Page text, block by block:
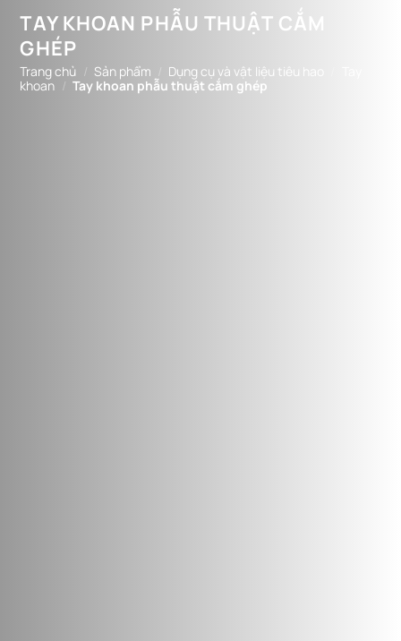
TAY KHOAN PHẪU THUẬT CẮM
GHÉP
Trang chủ / Sản phẩm Dụng cụ và vật liệu tiêu hao
khoan / Tay khoan phẫu thuật cắm ghép